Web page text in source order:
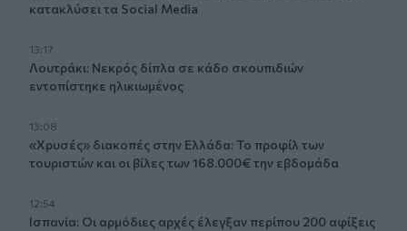
κατακλύσει τα Social Media
13:17
Λουτράκι: Νεκρός δίπλα σε κάδο σκουπιδιών
εντοπίστηκε ηλικιωμένος
13:08
«Χρυσές» διακοπές στην Ελλάδα: Το προφίλ των
τουριστών και οι βίλες των 168.000€ την εβδομάδα
12:54
Ισπανία: Οι αρμόδιες αρχές έλεγξαν περίπου 200 αφίξεις